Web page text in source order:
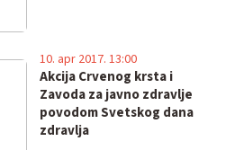
Akcija Crvenog krsta i
Zavoda za javno zdravlje
povodom Svetskog dana
zdravlja
10. apr 2017. 13:00